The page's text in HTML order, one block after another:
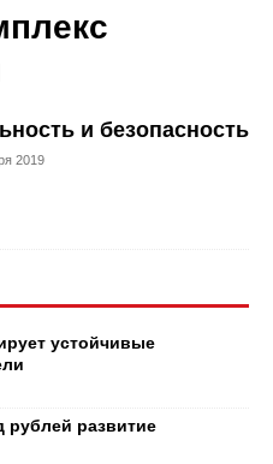
и безопасность
2019
устойчивые
развитие